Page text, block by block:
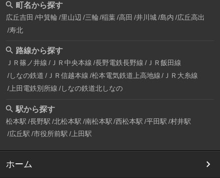
町名から探す
広丘吉田 中箕輪 里山辺 三輪 稲葉 高田 井川城 島内 広丘高出
寿北
路線から探す
ＪＲ篠ノ井線 ＪＲ中央本線 長野電鉄長野線 ＪＲ飯田線
しなの鉄道 ＪＲ信越本線 松本電気鉄道上高地線
ＪＲ大糸線
上田電鉄別所線 しなの鉄道北しなの
駅から探す
松本駅 長野駅 北松本駅 南松本駅 西松本駅 平田駅 村井駅
広丘駅 市役所前駅 上田駅
ホーム